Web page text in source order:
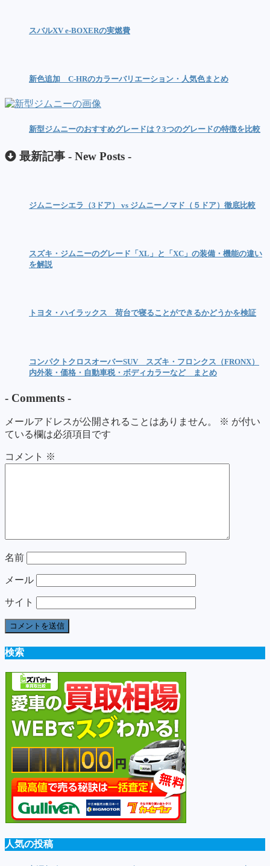
スバルXV e-BOXERの実燃費
新色追加 C-HRのカラーバリエーション・人気色まとめ
新型ジムニーのおすすめグレードは？3つのグレードの特徴を比較
最新記事 - New Posts -
ジムニーシエラ（3ドア） vs ジムニーノマド（５ドア）徹底比較
スズキ・ジムニーのグレード「XL」と「XC」の装備・機能の違い
を解説
トヨタ・ハイラックス 荷台で寝ることができるかどうかを検証
コンパクトクロスオーバーSUV スズキ・フロンクス（FRONX）
内外装・価格・自動車税・ボディカラーなど まとめ
- Comments -
メールアドレスが公開されることはありません。 ※ が付い
ている欄は必須項目です
コメント ※
名前
メール
サイト
検索
人気の投稿